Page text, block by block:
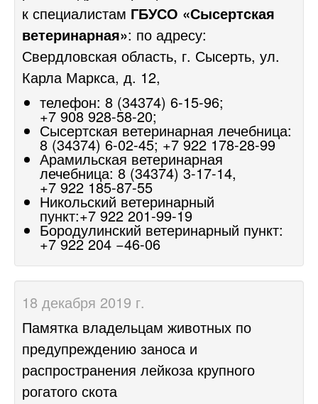
к специалистам ГБУСО «Сысертская
ветеринарная»: по адресу:
Свердловская область, г. Сысерть, ул.
Карла Маркса, д. 12,
телефон: 8 (34374) 6-15-96;
+7 908 928-58-20;
Сысертская ветеринарная лечебница:
8 (34374) 6-02-45; +7 922 178-28-99
Арамильская ветеринарная
лечебница: 8 (34374) 3-17-14,
+7 922 185-87-55
Никольский ветеринарный
пункт:+7 922 201-99-19
Бородулинский ветеринарный пункт:
+7 922 204 −46-06
18 декабря 2019 г.
Памятка владельцам животных по
предупреждению заноса и
распространения лейкоза крупного
рогатого скота